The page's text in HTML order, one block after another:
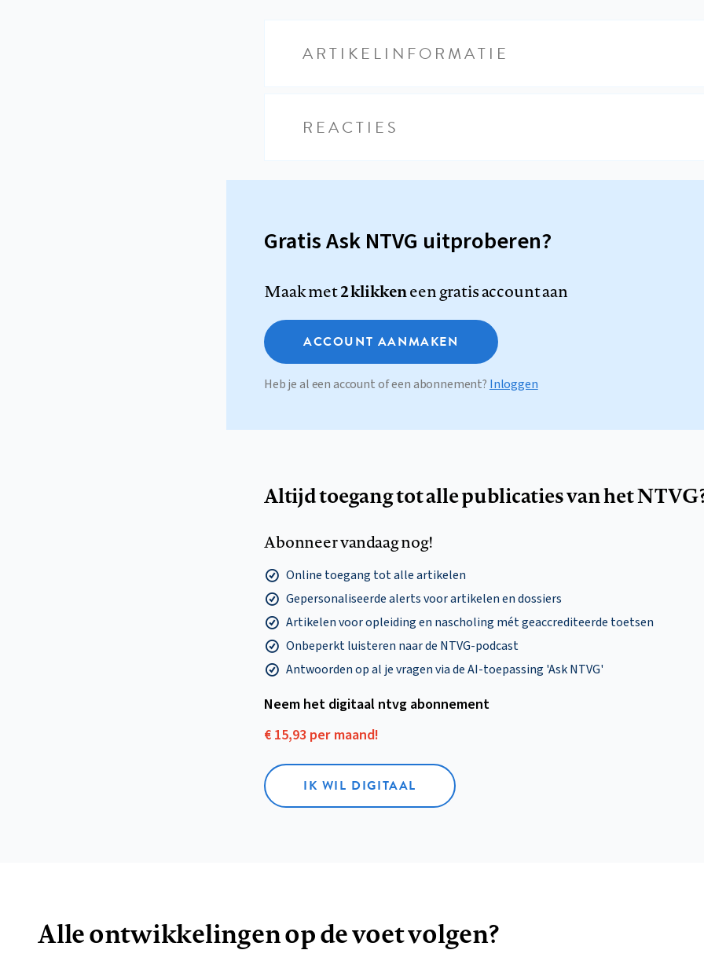
ARTIKELINFORMATIE
REACTIES
Gratis Ask NTVG uitproberen?
Maak met2 klikkeneen gratis account aan
ACCOUNT AANMAKEN
Heb je al een account of een abonnement? Inloggen
Altijd toegang tot alle publicaties van het
Abonneer vandaag nog!
Online toegang tot alle artikelen
Gepersonaliseerde alerts voor artikelen en dossiers
Artikelen voor opleiding en nascholing mét geaccrediteerde toetsen
Onbeperkt luisteren naar de NTVG-podcast
Antwoorden op al je vragen via de AI-toepassing 'Ask NTVG'
Neem het digitaal ntvg abonnement
€ 15,93 per maand!
IK WIL DIGITAAL
Alle ontwikkelingen op de voet volgen?